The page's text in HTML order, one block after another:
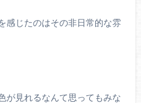
感じたのはその非日常的な雰
が見れるなんて思ってもみな